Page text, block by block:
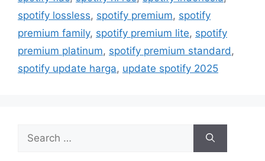
o
r
i
s
s
spotify lossless, spotify premium, spotify
premium family, spotify premium lite, spotify
premium platinum, spotify premium standard,
spotify update harga, update spotify 2025